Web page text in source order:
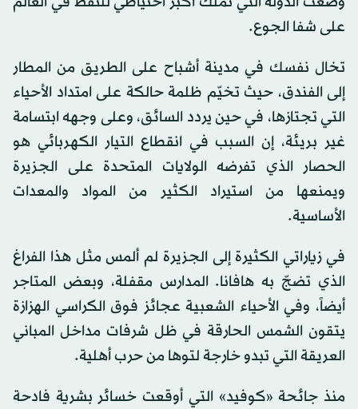
على شفا الجوع.
تخال نفسك في مدينة أشباح على الطريق من المطار
إلى الفندق، حيث تخيّم ظلمة حالكة على امتداد الأحياء
التي تجتازها، في حين يردد السائق، وعلى وجهه ابتسامة
غير بريئة، إن السبب في انقطاع التيار الكهربائي هو
الحصار الذي تفرضه الولايات المتحدة على الجزيرة
ويمنعها من استيراد الكثير من المواد والمعدات
الأساسية.
في زياراتي الكثيرة إلى الجزيرة لم ألمس مثل هذا الفراغ
الذي تضجّ به هافانا. المدارس مقفلة، وبعض المتاجر
أيضاً، وفي الأحياء الشعبية عجائز فوق الكراسي الهزازة
يتقون الشمس الحارقة في ظل شرفات مداخل المباني
العريقة التي تبدو خارجة لتوها من حرب أهلية.
منذ جائحة «كوفيد» التي أوقعت خسائر بشرية فادحة